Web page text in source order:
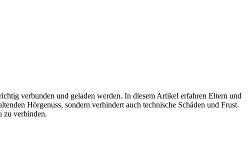
verbunden und geladen werden. In diesem Artikel erfahren Eltern und
Hörgenuss, sondern verhindert auch technische Schäden und Frust.
zu verbinden.